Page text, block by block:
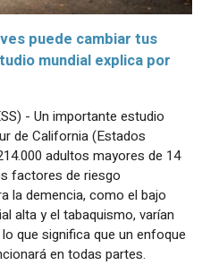
puede cambiar tus
mundial explica por
- Un importante estudio
de California (Estados
adultos mayores de 14
factores de riesgo
la demencia, como el bajo
alta y el tabaquismo, varían
que significa que un enfoque
en todas partes.